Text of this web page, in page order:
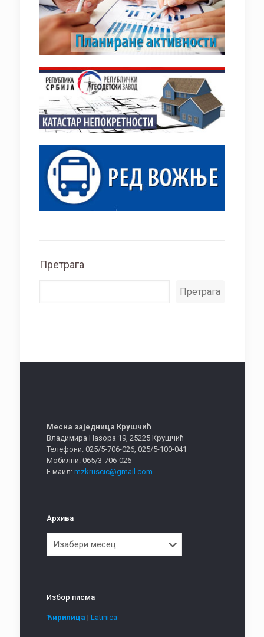
Претрага
Претрага
Месна заједница Крушчић
Владимира Назора 19, 25225 Крушчић
Телефони: 025/5-706-026, 025/5-100-041
Мобилни: 065/3-706-026
Е маил: mzkruscic@gmail.com
Архива
Избор писма
Ћирилица | Latinica